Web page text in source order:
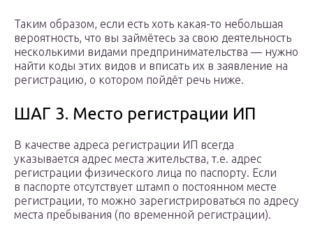
Таким образом, если есть хоть какая-то небольшая
вероятность, что вы займётесь за свою деятельность
несколькими видами предпринимательства — нужно
найти коды этих видов и вписать их в заявление на
регистрацию, о котором пойдёт речь ниже.
ШАГ 3. Место регистрации ИП
В качестве адреса регистрации ИП всегда
указывается адрес места жительства, т.е. адрес
регистрации физического лица по паспорту. Если
в паспорте отсутствует штамп о постоянном месте
регистрации, то можно зарегистрироваться по адресу
места пребывания (по временной регистрации).